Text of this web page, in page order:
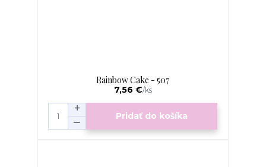
Rainbow Cake - 507
7,56 €/ks
Pridať do košíka